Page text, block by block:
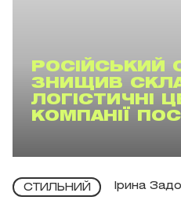
РОСІЙСЬКИЙ
ЗНИЩИВ
ЛОГІСТИЧНІ
КОМПАНІЇ
СТИЛЬНИЙ Ірина